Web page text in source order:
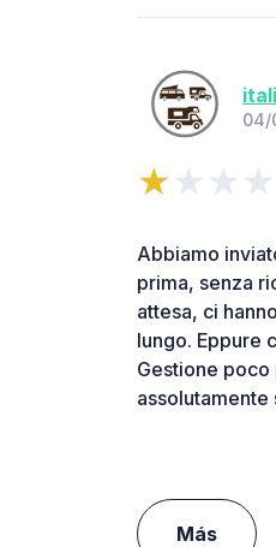
04/
Abbiamo
prima, senza
attesa, ci
lungo. Eppure
Gestione
assolutamente
Más